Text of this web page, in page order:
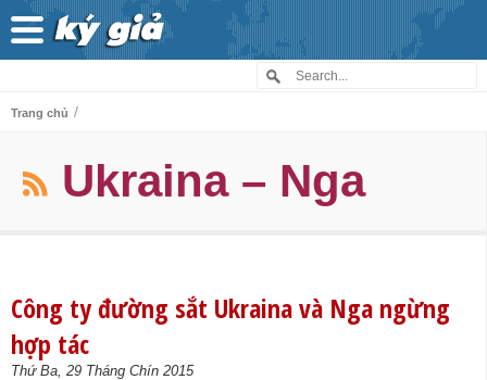
Trang chủ /
Ukraina – Nga
Công ty đường sắt Ukraina và Nga ngừng
hợp tác
Thứ Ba, 29 Tháng Chín 2015